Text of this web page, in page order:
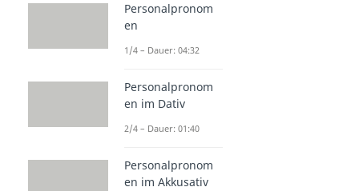
Personalpronom
en
1/4 – Dauer: 04:32
Personalpronom
en im Dativ
2/4 – Dauer: 01:40
Personalpronom
en im Akkusativ